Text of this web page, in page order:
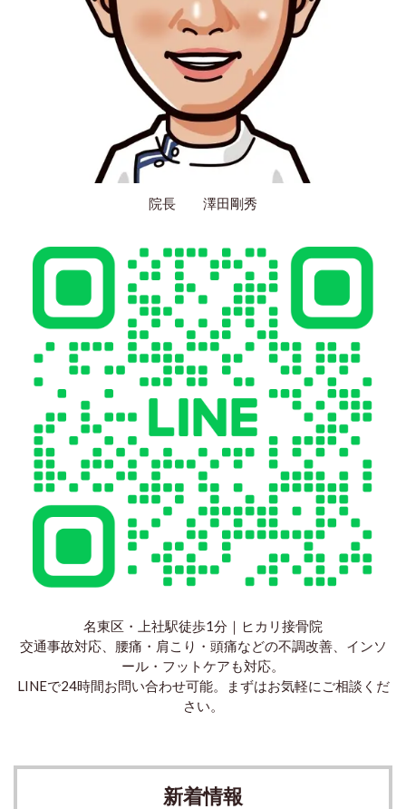
院長 澤田剛秀
名東区・上社駅徒歩1分｜ヒカリ接骨院
交通事故対応、腰痛・肩こり・頭痛などの不調改善、インソ
ール・フットケアも対応。
LINEで24時間お問い合わせ可能。まずはお気軽にご相談くだ
さい。
新着情報